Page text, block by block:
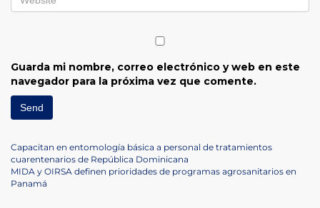
Guarda mi nombre, correo electrónico y web en este
navegador para la próxima vez que comente.
Navegación
de
Previous
Post
Capacitan en entomología básica a personal de tratamientos
cuarentenarios de República Dominicana
Next
Post
MIDA y OIRSA definen prioridades de programas agrosanitarios en
Panamá